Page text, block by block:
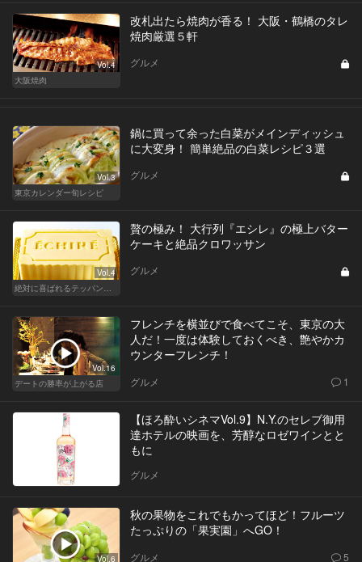
Vol.4
大阪焼肉
改札出たら焼肉が香る！ 大阪・鶴橋のタレ
焼肉厳選５軒
グルメ
Vol.3
東京カレンダー旬レシピ
鍋に買って余った白菜がメインディッシュ
に大変身！ 簡単絶品の白菜レシピ３選
グルメ
Vol.4
絶対に喜ばれるテッパン手土産
贅の極み！ 大行列『エシレ』の極上バター
ケーキと絶品クロワッサン
グルメ
Vol.16
デートの勝率が上がる店
フレンチを横並びで食べてこそ、東京の大
人だ！一度は体験しておくべき、艶やかカ
ウンターフレンチ！
グルメ 1
【ほろ酔いシネマVol.9】N.Y.のセレブ御用
達ホテルの映画を、芳醇なロゼワインとと
もに
グルメ
Vol.6
秋の果物をこれでもかってほど！フルーツ
たっぷりの「果実園」へGO！
グルメ 5